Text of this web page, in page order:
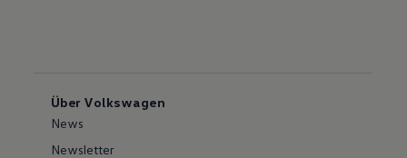
Über Volkswagen
News
Newsletter